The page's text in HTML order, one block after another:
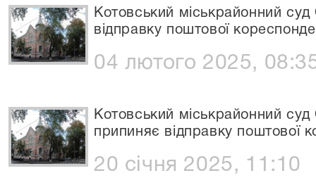
Котовський міськрайонний суд
відправку поштової
04 лютого 2025,
Котовський міськрайонний
припиняє відправку поштової
20 січня 2025, 11:10